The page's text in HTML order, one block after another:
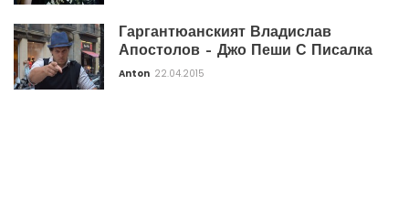
Гаргантюанският Владислав
Апостолов – Джо Пеши С Писалка
Anton 22.04.2015